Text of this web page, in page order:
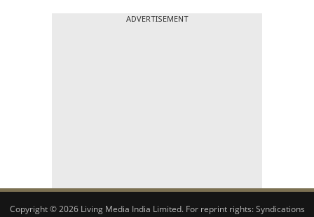
ADVERTISEMENT
Copyright © 2026 Living Media India Limited. For reprint rights:Syndications